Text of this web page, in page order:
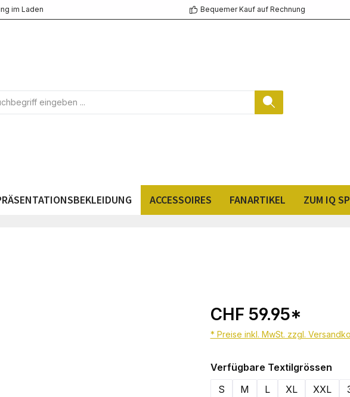
im Laden Bequemer Kauf auf Rechnung
ACCESSOIRES FANARTIKEL ZUM IQ
CHF 59.95*
* Preise inkl. MwSt. zzgl.
Verfügbare Textilgrössen
S
M L XL XXL